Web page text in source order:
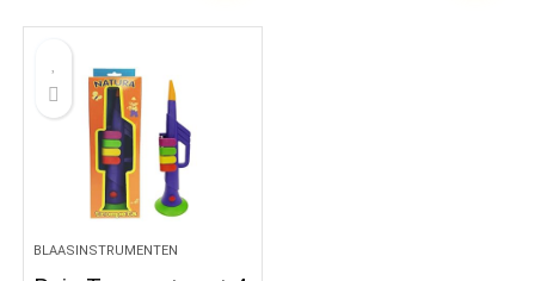
BLAASINSTRUMENTEN